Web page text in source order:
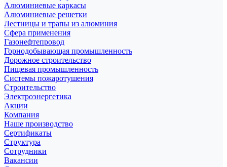
Алюминиевые каркасы
Алюминиевые решетки
Лестницы и трапы из алюминия
Сфера применения
Газонефтепровод
Горнодобывающая промышленность
Дорожное строительство
Пищевая промышленность
Системы пожаротушения
Строительство
Электроэнергетика
Акции
Компания
Наше производство
Сертификаты
Структура
Сотрудники
Вакансии